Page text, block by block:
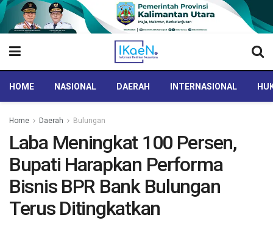
HOME NASIONAL DAERAH INTERNASIONAL
Home Daerah Bulungan
Laba Meningkat 100 Persen,
Bupati Harapkan Performa
Bisnis BPR Bank Bulungan
Terus Ditingkatkan